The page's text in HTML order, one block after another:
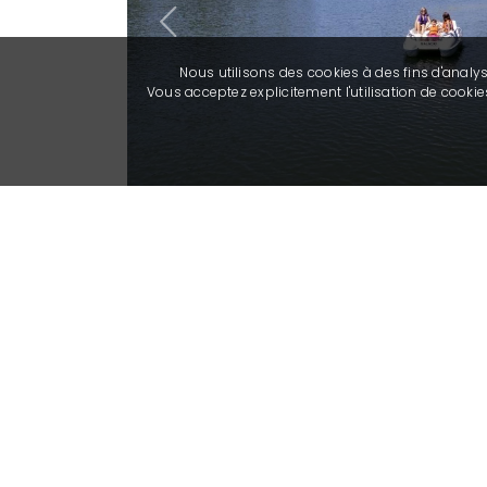
Previous
Nous utilisons des cookies à des fins
Vous acceptez explicitement l'utilisation de